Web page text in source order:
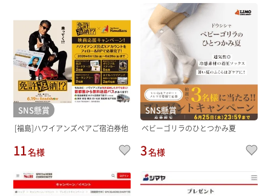
SNS懸賞
[福島]ハワイアンズペアご宿泊券他
11名様
SNS懸賞
ベビーゴリラのひとつかみ夏
3名様